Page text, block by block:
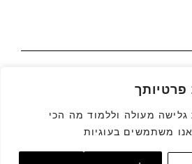
גלישה מעולה וללמוד מה הכי
משתמשים בעוגיות